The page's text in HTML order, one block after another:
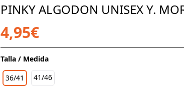
PINKY ALGODON UNISEX Y.
4,95€
Talla / Medida
36/41
41/46